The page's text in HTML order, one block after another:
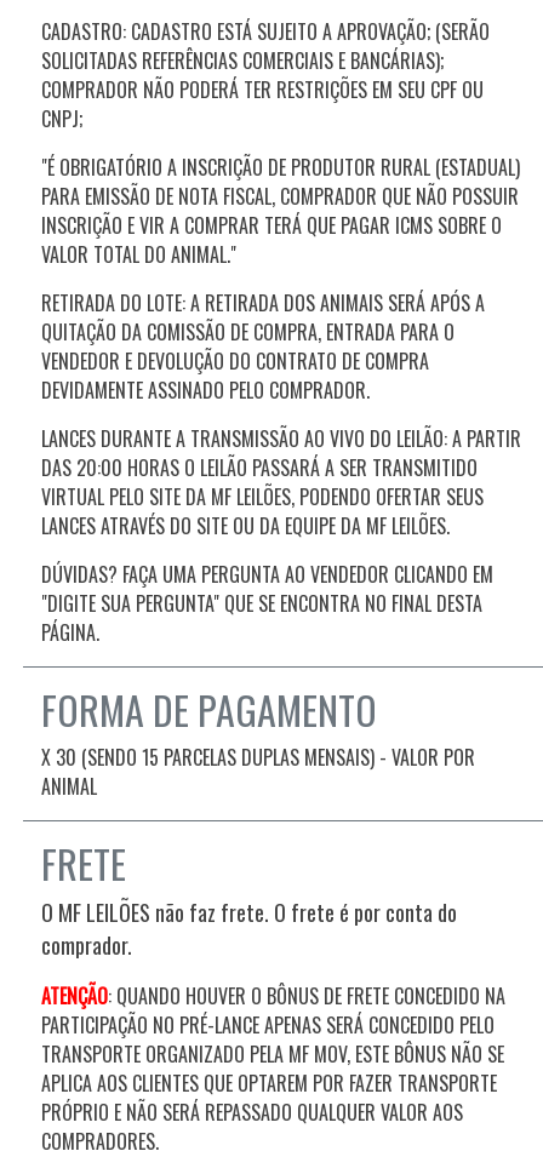
CADASTRO: CADASTRO ESTÁ SUJEITO A APROVAÇÃO; (SERÃO
SOLICITADAS REFERÊNCIAS COMERCIAIS E BANCÁRIAS);
COMPRADOR NÃO PODERÁ TER RESTRIÇÕES EM SEU CPF OU
CNPJ;
"É OBRIGATÓRIO A INSCRIÇÃO DE PRODUTOR RURAL (ESTADUAL)
PARA EMISSÃO DE NOTA FISCAL, COMPRADOR QUE NÃO POSSUIR
INSCRIÇÃO E VIR A COMPRAR TERÁ QUE PAGAR ICMS SOBRE O
VALOR TOTAL DO ANIMAL."
RETIRADA DO LOTE: A RETIRADA DOS ANIMAIS SERÁ APÓS A
QUITAÇÃO DA COMISSÃO DE COMPRA, ENTRADA PARA O
VENDEDOR E DEVOLUÇÃO DO CONTRATO DE COMPRA
DEVIDAMENTE ASSINADO PELO COMPRADOR.
LANCES DURANTE A TRANSMISSÃO AO VIVO DO LEILÃO: A PARTIR
DAS 20:00 HORAS O LEILÃO PASSARÁ A SER TRANSMITIDO
VIRTUAL PELO SITE DA MF LEILÕES, PODENDO OFERTAR SEUS
LANCES ATRAVÉS DO SITE OU DA EQUIPE DA MF LEILÕES.
DÚVIDAS? FAÇA UMA PERGUNTA AO VENDEDOR CLICANDO EM
"DIGITE SUA PERGUNTA" QUE SE ENCONTRA NO FINAL DESTA
PÁGINA.
FORMA DE PAGAMENTO
X 30 (SENDO 15 PARCELAS DUPLAS MENSAIS) - VALOR POR
ANIMAL
FRETE
O MF LEILÕES não faz frete. O frete é por conta do
comprador.
ATENÇÃO: QUANDO HOUVER O BÔNUS DE FRETE CONCEDIDO NA
PARTICIPAÇÃO NO PRÉ-LANCE APENAS SERÁ CONCEDIDO PELO
TRANSPORTE ORGANIZADO PELA MF MOV, ESTE BÔNUS NÃO SE
APLICA AOS CLIENTES QUE OPTAREM POR FAZER TRANSPORTE
PRÓPRIO E NÃO SERÁ REPASSADO QUALQUER VALOR AOS
COMPRADORES.